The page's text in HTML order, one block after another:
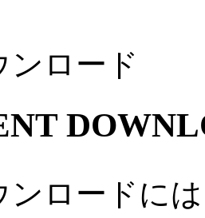
ンロード
ンロードに